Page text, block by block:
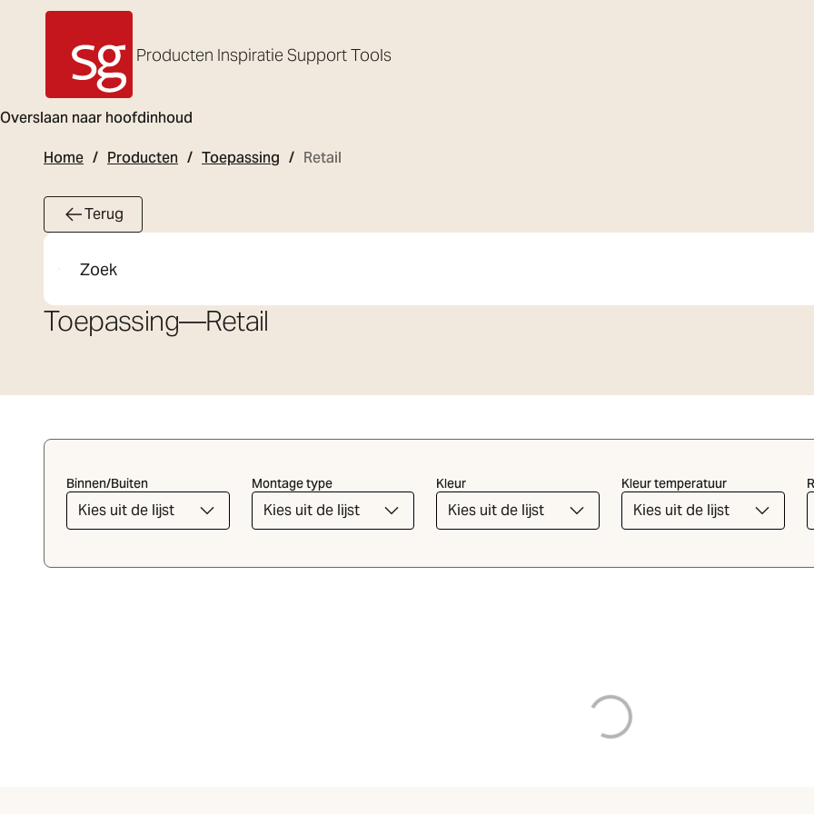
Overslaan naar hoofdinhoud
SG Armaturen
Producten Inspiratie SupportTools
Home Producten Toepassing Retail
Terug
Zoeken
Toepassing—Retail
Binnen/Buiten
Kies uit de lijst
Montage type
Kies uit de lijst
Kleur
Kies uit de lijst
Kleur temperatuur
Kies uit de lijst